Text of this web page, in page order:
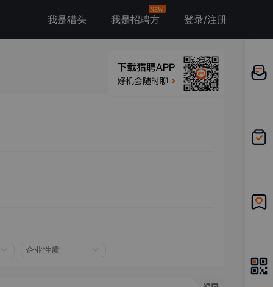
我是猎头 我是招聘方
NEW
登录/注册
企业性质